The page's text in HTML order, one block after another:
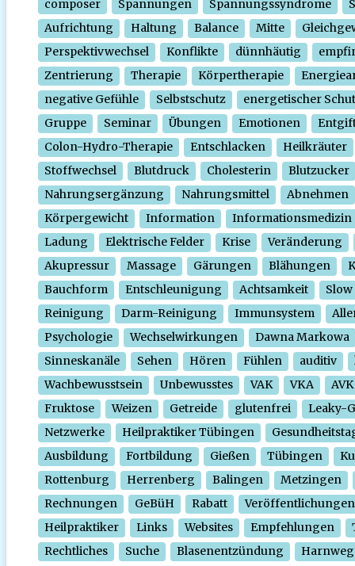
composer Spannungen Spannungssyndrome
Aufrichtung
Haltung Balance Mitte
Perspektivwechsel
Konflikte dünnhäutig
Zentrierung
Therapie Körpertherapie
negative Gefühle
Selbstschutz
energetischer
Gruppe
Seminar Übungen Emotionen
Colon-Hydro-Therapie
Entschlacken
Heilkräuter
Stoffwechsel
Blutdruck Cholesterin
Blutzucker
Nahrungsergänzung
Nahrungsmittel
Abnehmen
Körpergewicht
Information
Informationsmedizin
Ladung
Elektrische Felder Krise
Veränderung
Akupressur
Massage Gärungen Blähungen
Bauchform
Entschleunigung Achtsamkeit
Slow
Reinigung
Darm-Reinigung Immunsystem
Psychologie
Wechselwirkungen
Dawna Markowa
Sinneskanäle
Sehen Hören Fühlen auditiv
Wachbewusstsein
Unbewusstes VAK VKA
AVK
Fruktose
Weizen Getreide glutenfrei
Leaky-
Netzwerke
Heilpraktiker Tübingen
Ausbildung
Fortbildung Gießen Tübingen
Rottenburg
Herrenberg Balingen
Metzingen
Rechnungen
GeBüH Rabatt
Veröffentlichungen
Heilpraktiker
Links Websites Empfehlungen
Rechtliches
Suche Blasenentzündung